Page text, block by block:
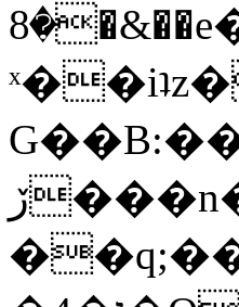
�8�&��e�������:�\���{��9�����g��f�r?
ڒ���n����%J^�}